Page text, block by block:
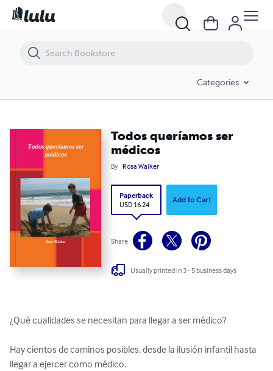
Categories
Todos queríamos ser
médicos
By Rosa Walker
Paperback
USD 16.24
Add to Cart
Share
Usually printed in 3 - 5 business days
¿Qué cualidades se necesitan para llegar a ser médico?
Hay cientos de caminos posibles, desde la ilusión infantil hasta
llegar a ejercer como médico.
Todos queríamos ser médicos